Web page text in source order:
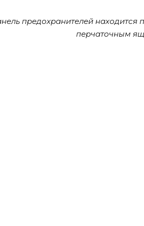
предохранителей
перчаточным